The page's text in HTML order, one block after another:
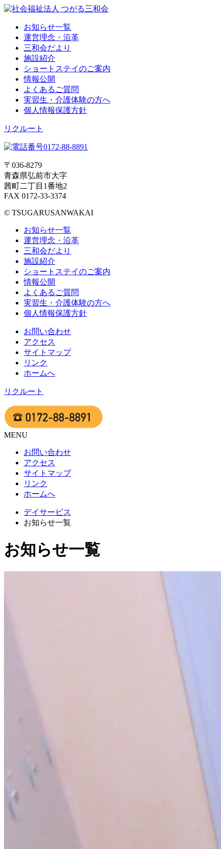
お知らせ一覧
運営理念・沿革
三和会だより
施設紹介
ショートステイのご案内
情報公開
よくあるご質問
実習生・介護体験の方へ
個人情報保護方針
リクルート
〒036-8279
青森県弘前市大字
茜町二丁目1番地2
FAX 0172-33-3374
© TSUGARUSANWAKAI
お知らせ一覧
運営理念・沿革
三和会だより
施設紹介
ショートステイのご案内
情報公開
よくあるご質問
実習生・介護体験の方へ
個人情報保護方針
お問い合わせ
アクセス
サイトマップ
リンク
ホームへ
リクルート
MENU
お問い合わせ
アクセス
サイトマップ
リンク
ホームへ
デイサービス
お知らせ一覧
お知らせ一覧